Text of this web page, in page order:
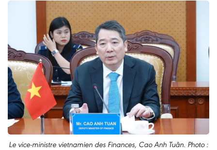
Le vice-ministre vietnamien des Finances, Cao Anh Tuân. Photo :